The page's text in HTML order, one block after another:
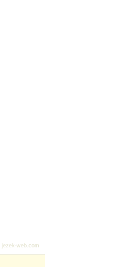
jezek-web.com